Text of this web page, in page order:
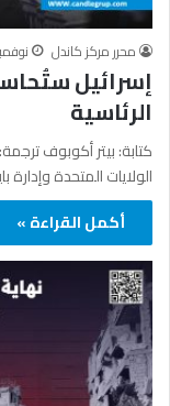
محرر مركز كاندل نوفمبر 16,
إسرائيل
الرئاسية
كتابة: بيتر أكوبوف
الولايات المتحدة وإدارة
أكمل القراءة »